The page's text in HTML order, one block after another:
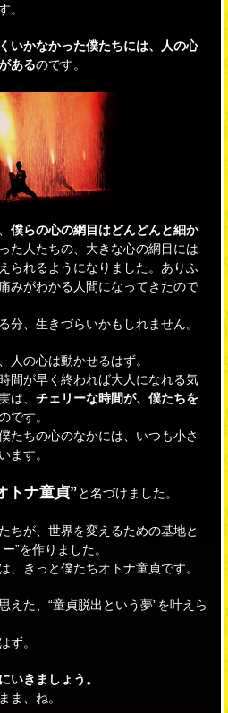
。
いかなかった僕たちには、人の心
あるのです。
僕らの心の網目はどんどんと細か
た人たちの、大きな心の網目には
られるようになりました。ありふ
みがわかる人間になってきたので
分、生きづらいかもしれません。
人の心は動かせるはず。
間が早く終われば大人になれる気
は、 チェリーな時間が、僕たちを
です。
たちの心のなかには、いつも小さ
ます。
トナ童貞”と名づけました。
ちが、世界を変えるための基地と
”を作りました。
、きっと僕たちオトナ童貞です。
えた、“童貞脱出という夢”を叶えら
ず。
いきましょう。
ま、ね。